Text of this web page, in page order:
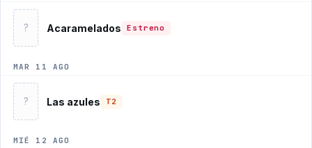
? Acaramelados Estreno
MAR 11 AGO
? Las azules T2
MIÉ 12 AGO